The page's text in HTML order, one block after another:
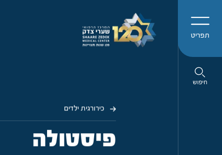
תפריט
חיפוש
כירורגית ילדים
פיסטולה